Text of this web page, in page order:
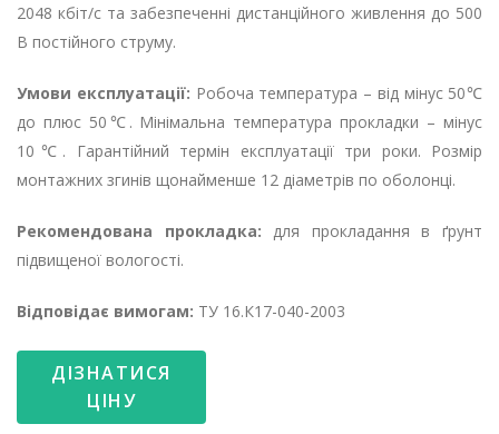
2048 кбіт/с та забезпеченні дистанційного живлення до 500
В постійного струму.
Умови експлуатації: Робоча температура – ​​від мінус 50℃
до плюс 50℃. Мінімальна температура прокладки – мінус
10℃. Гарантійний термін експлуатації три роки. Розмір
монтажних згинів щонайменше 12 діаметрів по оболонці.
Рекомендована прокладка: для прокладання в ґрунт
підвищеної вологості.
Відповідає вимогам: ТУ 16.К17-040-2003
ДІЗНАТИСЯ
ЦІНУ